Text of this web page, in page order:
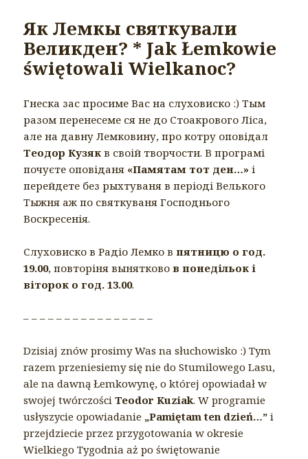
Як Лемкы святкували
Великден? * Jak Łemkowie
świętowali Wielkanoc?
Гнеска зас просиме Вас на слуховиско :) Тым
разом перенесеме ся не до Стоакрового Ліса,
але на давну Лемковину, про котру оповідал
Теодор Кузяк в своій творчости. В програмі
почуєте оповіданя «Памятам тот ден…» і
перейдете без рыхтуваня в періоді Велького
Тыжня аж по святкуваня Господнього
Воскресенія.
Слуховиско в Радіо Лемко впятницю о год.
19.00, повторіня вынятковов понедільок і
віторок о год. 13.00.
– – – – – – – – – – – – – – – –
Dzisiaj znów prosimy Was na słuchowisko :) Tym
razem przeniesiemy się nie do Stumilowego Lasu,
ale na dawną Łemkowynę, o której opowiadał w
swojej twórczościTeodor Kuziak. W programie
usłyszycie opowiadanie „Pamiętam ten dzień…” i
przejdziecie przez przygotowania w okresie
Wielkiego Tygodnia aż po świętowanie